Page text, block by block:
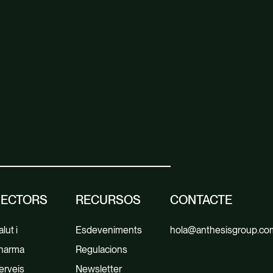
i
RECURSOS
Esdeveniments
Regulacions
Newsletter
CONTACTE